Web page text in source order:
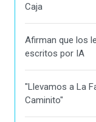
Caja
Afirman que los
escritos por IA
"Llevamos a La
Caminito"